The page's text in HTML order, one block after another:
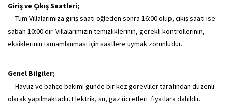
Giriş ve Çıkış Saatleri;
Tüm Villalarımıza giriş saati öğleden sonra 16:00 olup, çıkış saati ise
sabah 10:00'dır. Villalarımızın temizliklerinin, gerekli kontrollerinin,
eksiklerinin tamamlanması için saatlere uymak zorunludur.
Genel Bilgiler;
Havuz ve bahçe bakımı günde bir kez görevliler tarafından düzenli
olarak yapılmaktadır. Elektrik, su, gaz ücretleri fiyatlara dahildir.